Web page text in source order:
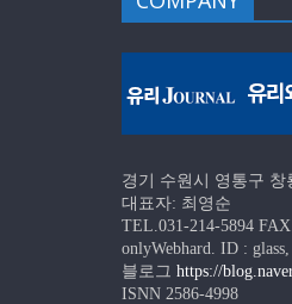
경기 수원시 영통구 창
대표자: 최영순
TEL.031-214-5894
onlyWebhard. ID :
블로그 https://
ISNN 2586-4998